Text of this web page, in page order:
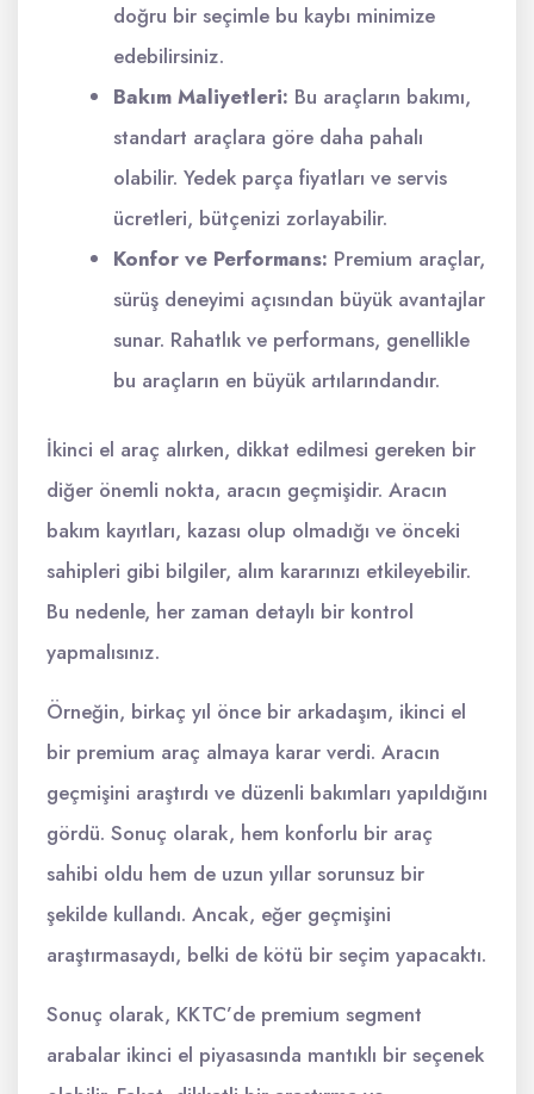
doğru bir seçimle bu kaybı minimize
edebilirsiniz.
Bakım Maliyetleri: Bu araçların bakımı,
standart araçlara göre daha pahalı
olabilir. Yedek parça fiyatları ve servis
ücretleri, bütçenizi zorlayabilir.
Konfor ve Performans: Premium araçlar,
sürüş deneyimi açısından büyük avantajlar
sunar. Rahatlık ve performans, genellikle
bu araçların en büyük artılarındandır.
İkinci el araç alırken, dikkat edilmesi gereken bir
diğer önemli nokta, aracın geçmişidir. Aracın
bakım kayıtları, kazası olup olmadığı ve önceki
sahipleri gibi bilgiler, alım kararınızı etkileyebilir.
Bu nedenle, her zaman detaylı bir kontrol
yapmalısınız.
Örneğin, birkaç yıl önce bir arkadaşım, ikinci el
bir premium araç almaya karar verdi. Aracın
geçmişini araştırdı ve düzenli bakımları yapıldığını
gördü. Sonuç olarak, hem konforlu bir araç
sahibi oldu hem de uzun yıllar sorunsuz bir
şekilde kullandı. Ancak, eğer geçmişini
araştırmasaydı, belki de kötü bir seçim yapacaktı.
Sonuç olarak, KKTC’de premium segment
arabalar ikinci el piyasasında mantıklı bir seçenek